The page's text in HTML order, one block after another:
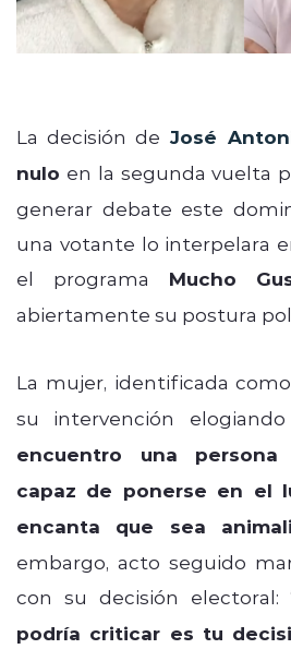
La decisión de José
nulo en la segunda vuelta
generar debate este
una votante lo interpelara
el programa Mucho
abiertamente su postura
La mujer, identificada como
su intervención
encuentro una
capaz de ponerse en el
encanta que sea
embargo, acto seguido
con su decisión electoral:
podría criticar es tu